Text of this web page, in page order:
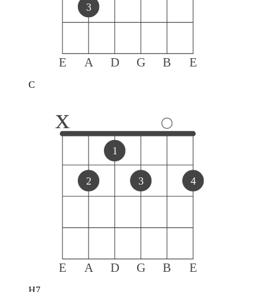
E A D G B E
3
C
E A D G B E
x
2
1
3 4
H7